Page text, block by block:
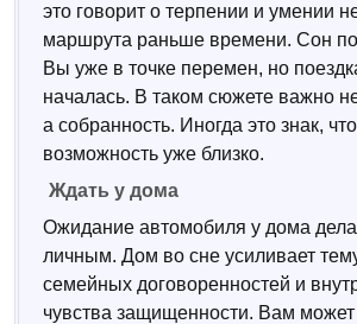
это говорит о терпении и умении
маршрута раньше времени. Сон
Вы уже в точке перемен, но
началась. В таком сюжете важно
а собранность. Иногда это знак,
возможность уже близко.
Ждать у дома
Ожидание автомобиля у дома
личным. Дом во сне усиливает
семейных договоренностей и
чувства защищенности. Вам может